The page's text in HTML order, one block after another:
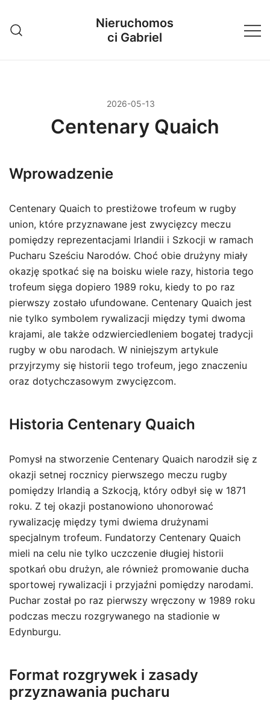
treści
Nieruchomos
ci Gabriel
2026-05-13
Centenary Quaich
Wprowadzenie
Centenary Quaich to prestiżowe trofeum w rugby
union, które przyznawane jest zwycięzcy meczu
pomiędzy reprezentacjami Irlandii i Szkocji w ramach
Pucharu Sześciu Narodów. Choć obie drużyny miały
okazję spotkać się na boisku wiele razy, historia tego
trofeum sięga dopiero 1989 roku, kiedy to po raz
pierwszy zostało ufundowane. Centenary Quaich jest
nie tylko symbolem rywalizacji między tymi dwoma
krajami, ale także odzwierciedleniem bogatej tradycji
rugby w obu narodach. W niniejszym artykule
przyjrzymy się historii tego trofeum, jego znaczeniu
oraz dotychczasowym zwycięzcom.
Historia Centenary Quaich
Pomysł na stworzenie Centenary Quaich narodził się z
okazji setnej rocznicy pierwszego meczu rugby
pomiędzy Irlandią a Szkocją, który odbył się w 1871
roku. Z tej okazji postanowiono uhonorować
rywalizację między tymi dwiema drużynami
specjalnym trofeum. Fundatorzy Centenary Quaich
mieli na celu nie tylko uczczenie długiej historii
spotkań obu drużyn, ale również promowanie ducha
sportowej rywalizacji i przyjaźni pomiędzy narodami.
Puchar został po raz pierwszy wręczony w 1989 roku
podczas meczu rozgrywanego na stadionie w
Edynburgu.
Format rozgrywek i zasady
przyznawania pucharu